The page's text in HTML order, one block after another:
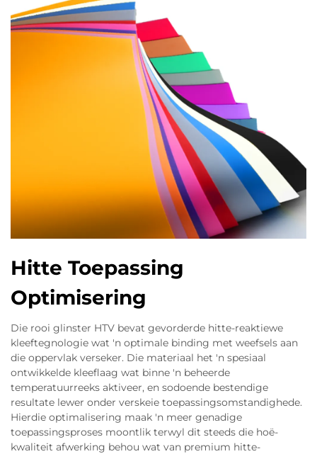
Hitte Toepassing
Optimisering
Die rooi glinster HTV bevat gevorderde hitte-reaktiewe
kleeftegnologie wat 'n optimale binding met weefsels aan
die oppervlak verseker. Die materiaal het 'n spesiaal
ontwikkelde kleeflaag wat binne 'n beheerde
temperatuurreeks aktiveer, en sodoende bestendige
resultate lewer onder verskeie toepassingsomstandighede.
Hierdie optimalisering maak 'n meer genadige
toepassingsproses moontlik terwyl dit steeds die hoë-
kwaliteit afwerking behou wat van premium hitte-